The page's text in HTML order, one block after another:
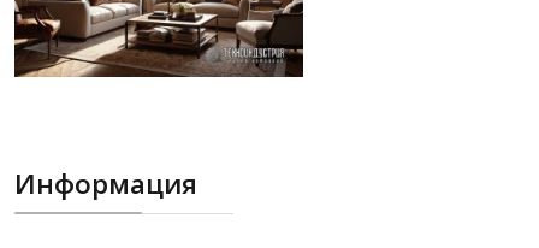
Информация